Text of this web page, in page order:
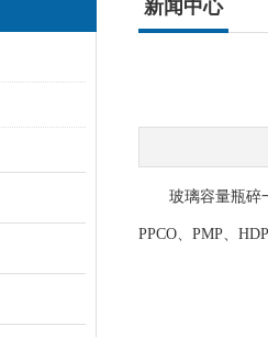
新闻中心
玻璃容量瓶碎一
PPCO、PMP、